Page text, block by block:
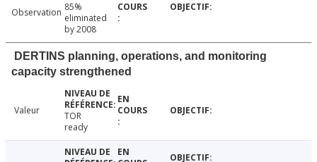
Observation 85%
eliminated
by 2008
DERTINS planning, operations, and monitoring
capacity strengthened
Valeur
TOR
ready